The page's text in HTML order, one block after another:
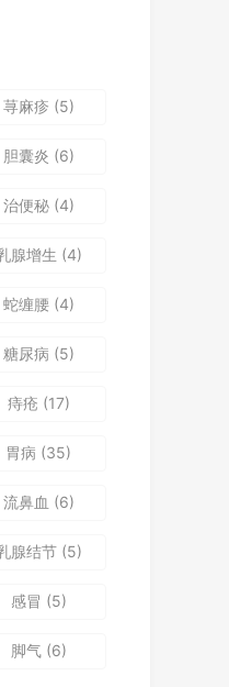
荨麻疹 (5)
胆囊炎 (6)
治便秘(4)
腺增生 (4)
蛇缠腰(4)
糖尿病 (5)
痔疮 (17)
胃病 (35)
流鼻血 (6)
腺结节(5)
感冒 (5)
脚气(6)